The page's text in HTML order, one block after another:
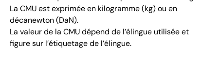
La CMU est exprimée en kilogramme (kg) ou en
décanewton (DaN).
La valeur de la CMU dépend de l’élingue utilisée et
figure sur l’étiquetage de l’élingue.